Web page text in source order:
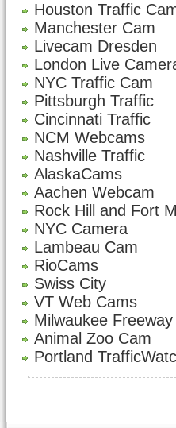
Houston Traffic
Manchester Cam
Livecam Dresden
London Live
NYC Traffic Cam
Pittsburgh Traffic
Cincinnati Traffic
NCM Webcams
Nashville Traffic
AlaskaCams
Aachen Webcam
Rock Hill and Fort
NYC Camera
Lambeau Cam
RioCams
Swiss City
VT Web Cams
Milwaukee
Animal Zoo Cam
Portland